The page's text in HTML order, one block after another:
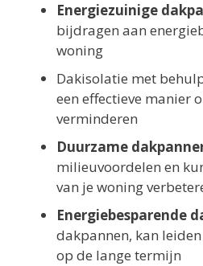
Energiezuinige
bijdragen aan
woning
Dakisolatie met
een effectieve manier
verminderen
Duurzame
milieuvoordelen en
van je woning
Energiebesparende
dakpannen, kan
op de lange termijn